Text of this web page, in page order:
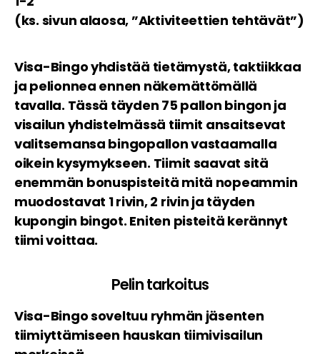
(ks. sivun alaosa, ”Aktiviteettien tehtävät”)
Visa-Bingo yhdistää tietämystä, taktiikkaa
ja pelionnea ennen näkemättömällä
tavalla. Tässä täyden 75 pallon bingon ja
visailun yhdistelmässä tiimit ansaitsevat
valitsemansa bingopallon vastaamalla
oikein kysymykseen. Tiimit saavat sitä
enemmän bonuspisteitä mitä nopeammin
muodostavat 1 rivin, 2 rivin ja täyden
kupongin bingot. Eniten pisteitä kerännyt
tiimi voittaa.
Pelin tarkoitus
Visa-Bingo soveltuu ryhmän jäsenten
tiimiyttämiseen hauskan tiimivisailun